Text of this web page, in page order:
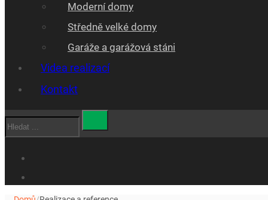
Moderní domy
Středně velké domy
Garáže a garážová stáni
Videa realizací
Kontakt
Hledat